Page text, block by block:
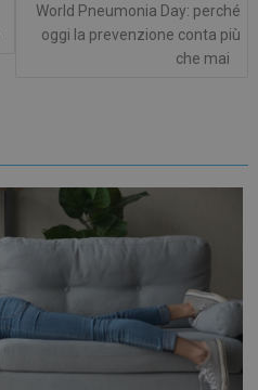
World Pneumonia Day: perché
oggi la prevenzione conta più
che mai
CookieScript
www.preventiontask.it
5 mesi 3